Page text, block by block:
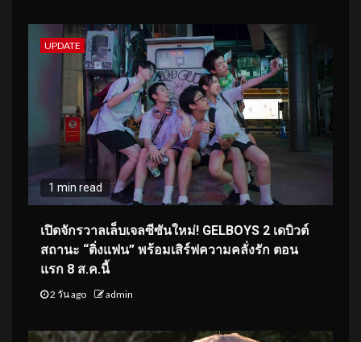
UPDATE
1 min read
เปิดจักรวาลเล็บเจลซีซันใหม่! GELBOYS 2 เดบิวต์
สถานะ “ติ่งแฟน” พร้อมเสิร์ฟความคลั่งรัก ตอน
แรก 8 ส.ค.นี้
2 วัน ago admin